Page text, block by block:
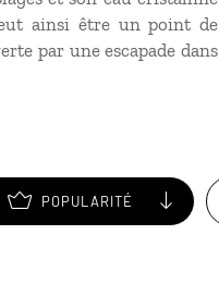
ainsi être un point de
par une escapade dans
POPULARITÉ